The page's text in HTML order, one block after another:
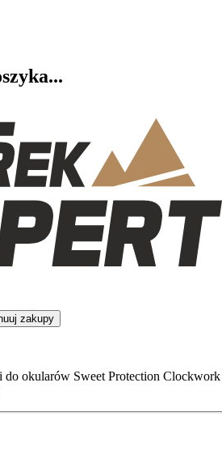
zakupy
do okularów Sweet Protection Clockwork